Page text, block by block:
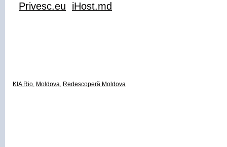
Privesc.eu iHost.md
KIA Rio, Moldova, Redescoperă Moldova